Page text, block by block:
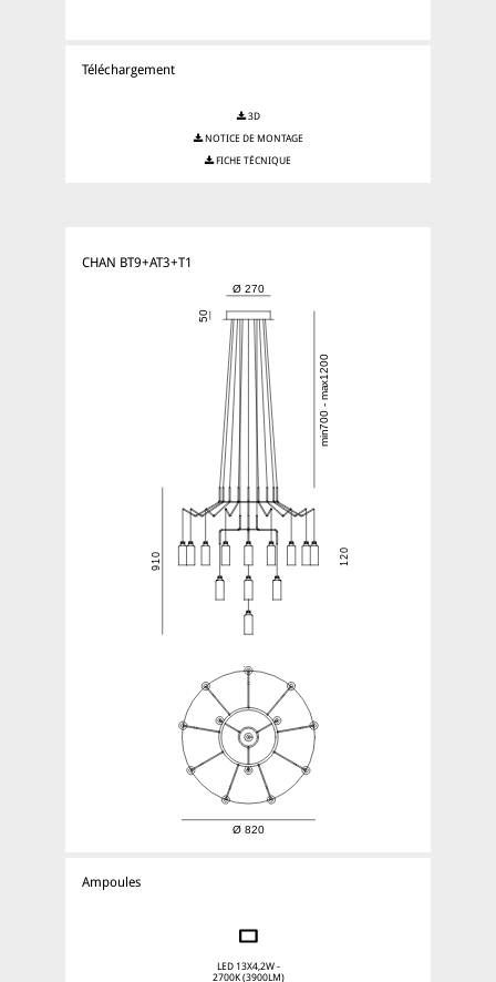
Téléchargement
3D
NOTICE DE MONTAGE
FICHE TÉCNIQUE
CHAN BT9+AT3+T1
Ampoules
LED 13X4,2W -
2700K (3900LM)